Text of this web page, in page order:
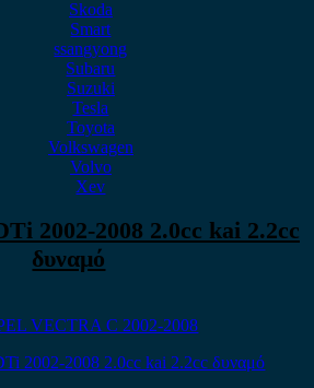
Skoda
Smart
ssangyong
Subaru
Suzuki
Tesla
Toyota
Volkswagen
Volvo
Xev
2002-2008 2.0cc kai 2.2cc
δυναμό
VECTRA C 2002-2008